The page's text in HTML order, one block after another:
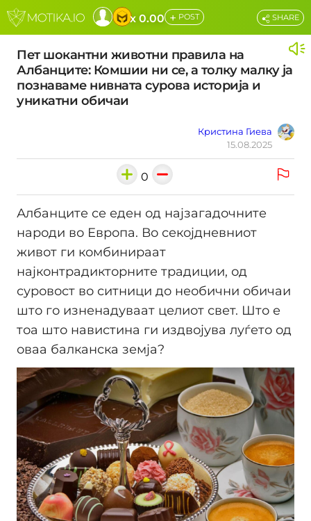
x 0.00 + POST
Пет шокантни животни правила на
Албанците: Комшии ни се, а толку малку ја
познаваме нивната сурова историја и
уникатни обичаи
Кристина Гиева
15.08.2025
SHARE
0
Албанците се еден од најзагадочните
народи во Европа. Во секојдневниот
живот ги комбинираат
најконтрадикторните традиции, од
суровост во ситници до необични обичаи
што го изненадуваат целиот свет. Што е
тоа што навистина ги издвојува луѓето од
оваа балканска земја?